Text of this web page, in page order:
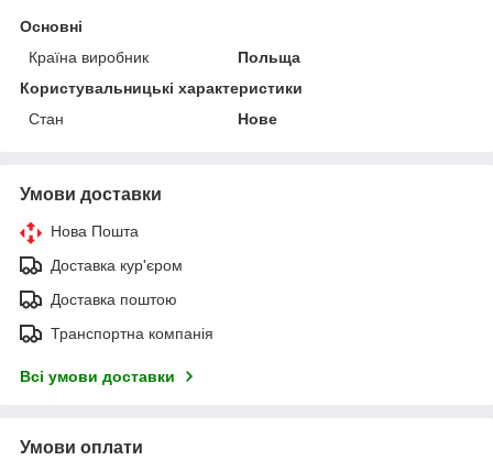
Основні
Країна виробник
Польща
Користувальницькі характеристики
Стан
Нове
Умови доставки
Нова Пошта
Доставка кур'єром
Доставка поштою
Транспортна компанія
Всі умови доставки
Умови оплати